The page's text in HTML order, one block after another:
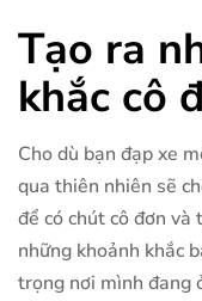
Tạo ra
khắc cô
Cho dù bạn đạp xe
qua thiên nhiên sẽ
để có chút cô đơn
những khoảnh khắc
trọng nơi mình đang